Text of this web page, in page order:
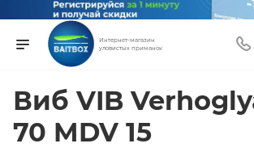
Интернет-магазин
уловистых приманок
Виб VIB
70 MDV 15